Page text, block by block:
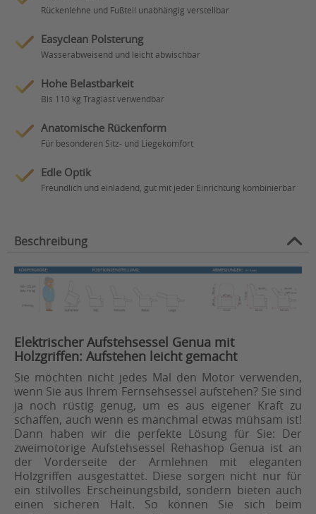
Rückenlehne und Fußteil unabhängig verstellbar
Easyclean Polsterung
Wasserabweisend und leicht abwischbar
Hohe Belastbarkeit
Bis 110 kg Traglast verwendbar
Anatomische Rückenform
Für besonderen Sitz- und Liegekomfort
Edle Optik
Freundlich und einladend, gut mit jeder Einrichtung kombinierbar
Beschreibung
Elektrischer Aufstehsessel Genua mit
Holzgriffen: Aufstehen leicht gemacht
Sie möchten nicht jedes Mal den Motor verwenden,
wenn Sie aus Ihrem Fernsehsessel aufstehen? Sie sind
ja noch rüstig genug, um es aus eigener Kraft zu
schaffen, auch wenn es manchmal etwas mühsam ist!
Dann haben wir die perfekte Lösung für Sie: Der
zweimotorige Aufstehsessel Rehashop Genua ist an
der Vorderseite der Armlehnen mit eleganten
Holzgriffen ausgestattet. Diese sorgen nicht nur für
ein stilvolles Erscheinungsbild, sondern bieten auch
einen sicheren Halt. So können Sie sich beim